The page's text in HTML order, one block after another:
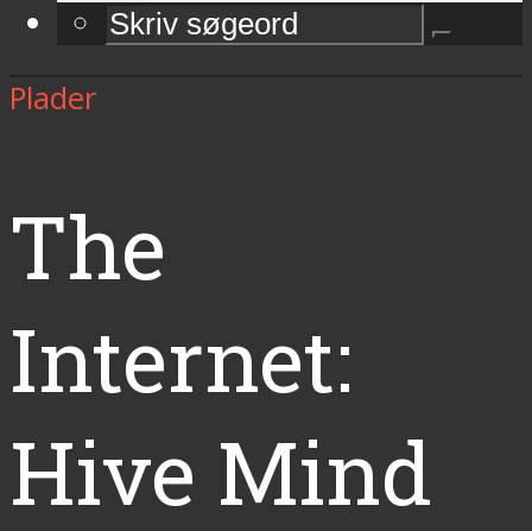
Plader
The
Internet:
Hive Mind